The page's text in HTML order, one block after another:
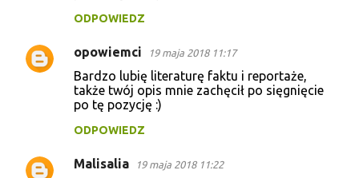
ODPOWIEDZ
opowiemci 19 maja 2018 11:17
Bardzo lubię literaturę faktu i reportaże,
także twój opis mnie zachęcił po sięgnięcie
po tę pozycję :)
ODPOWIEDZ
Malisalia 19 maja 2018 11:22